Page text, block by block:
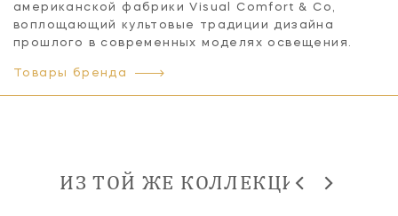
американской фабрики Visual Comfort & Co,
воплощающий культовые традиции дизайна
прошлого в современных моделях освещения.
Товары бренда
ИЗ ТОЙ ЖЕ КОЛЛЕКЦИИ